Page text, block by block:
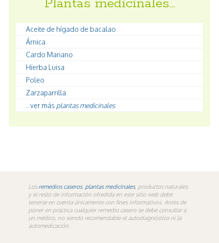
Plantas medicinales…
Aceite de hígado de bacalao
Árnica
Cardo Mariano
Hierba Luisa
Poleo
Zarzaparrilla
...ver más plantas medicinales
Los remedios caseros, plantas medicinales, productos naturales
y el resto de información ofredida en este sitio web debe
tenerse en cuenta únicamente con fines informativos. Antes de
poner en práctica cualquier remedio casero se debe consultar a
un médico, no siendo recomendable el autodiagnóstico ni la
automedicación.